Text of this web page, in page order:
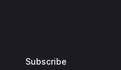
Subscribe